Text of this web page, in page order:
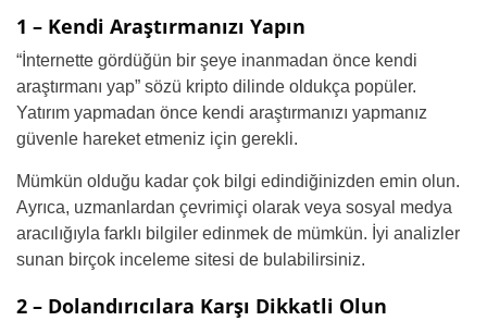
1 – Kendi Araştırmanızı Yapın
“İnternette gördüğün bir şeye inanmadan önce kendi
araştırmanı yap” sözü kripto dilinde oldukça popüler.
Yatırım yapmadan önce kendi araştırmanızı yapmanız
güvenle hareket etmeniz için gerekli.
Mümkün olduğu kadar çok bilgi edindiğinizden emin olun.
Ayrıca, uzmanlardan çevrimiçi olarak veya sosyal medya
aracılığıyla farklı bilgiler edinmek de mümkün. İyi analizler
sunan birçok inceleme sitesi de bulabilirsiniz.
2 – Dolandırıcılara Karşı Dikkatli Olun